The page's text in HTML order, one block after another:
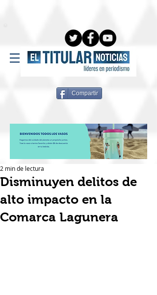
Compartir
Disminuyen delitos de
alto impacto en la
Comarca Lagunera
2 min de lectura